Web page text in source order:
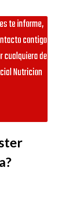
te informe,
contigo
cualquiera de
Nutricion